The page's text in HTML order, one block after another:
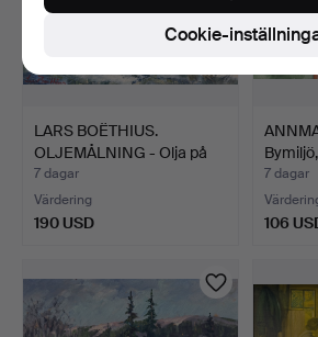
LARS BOËTHIUS.
OLJEMÅLNING - Olja på
duk, …
7 dagar
Värdering
190 USD
7 dagar
106
Cookie-